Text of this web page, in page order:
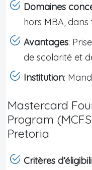
Domaines
hors MBA,
Avantages:
de scolarité et
Institution:
Mastercard
Program
Pretoria
Critères